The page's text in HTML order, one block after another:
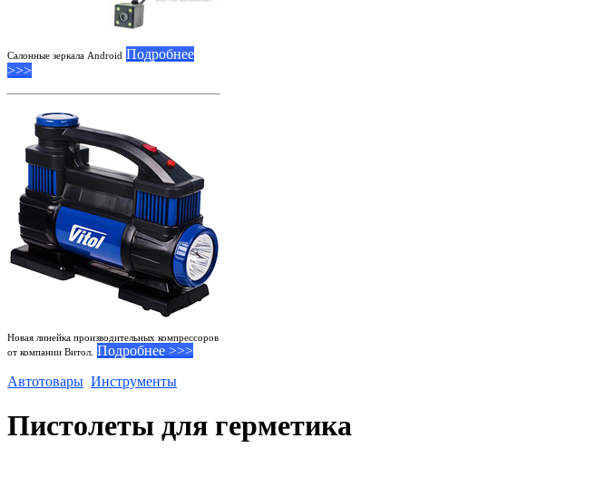
Салонные зеркала Android Подробнее
>>>
Новая линейка производительных компрессоров
от компании Витол.
Подробнее >>>
Автотовары Инструменты
Пистолеты для герметика